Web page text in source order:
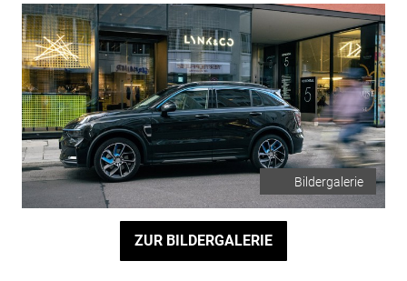
Bildergalerie
ZUR BILDERGALERIE